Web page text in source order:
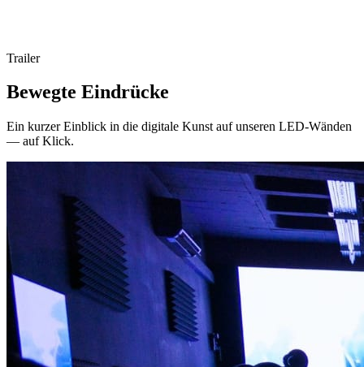
Trailer
Bewegte Eindrücke
Ein kurzer Einblick in die digitale Kunst auf unseren LED-Wänden
— auf Klick.